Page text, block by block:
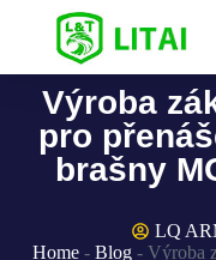
Výroba
pro
brašny
LQ
Home- Blog- Výroba